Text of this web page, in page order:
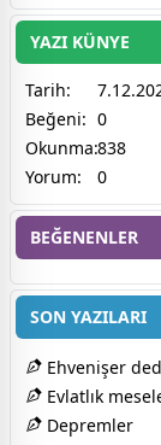
YAZI KÜNYE
Tarih:
Beğeni: 0
Okunma:838
Yorum:
0
BEĞENENLER
SON YAZILARI
Ehvenişer
Evlatlık
Depremler